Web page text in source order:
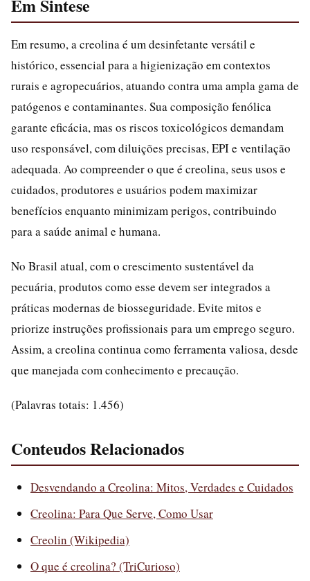
Em Sintese
Em resumo, a creolina é um desinfetante versátil e
histórico, essencial para a higienização em contextos
rurais e agropecuários, atuando contra uma ampla gama de
patógenos e contaminantes. Sua composição fenólica
garante eficácia, mas os riscos toxicológicos demandam
uso responsável, com diluições precisas, EPI e ventilação
adequada. Ao compreender o que é creolina, seus usos e
cuidados, produtores e usuários podem maximizar
benefícios enquanto minimizam perigos, contribuindo
para a saúde animal e humana.
No Brasil atual, com o crescimento sustentável da
pecuária, produtos como esse devem ser integrados a
práticas modernas de biosseguridade. Evite mitos e
priorize instruções profissionais para um emprego seguro.
Assim, a creolina continua como ferramenta valiosa, desde
que manejada com conhecimento e precaução.
(Palavras totais: 1.456)
Conteudos Relacionados
Desvendando a Creolina: Mitos, Verdades e Cuidados
Creolina: Para Que Serve, Como Usar
Creolin (Wikipedia)
O que é creolina? (TriCurioso)